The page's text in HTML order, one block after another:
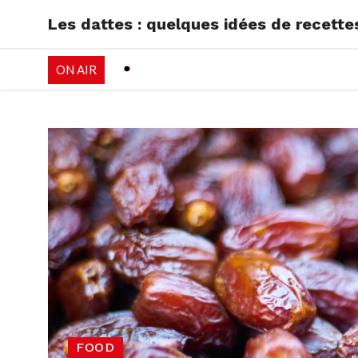
RADIO
Les dattes : quelques idées de
ON AIR
FOOD